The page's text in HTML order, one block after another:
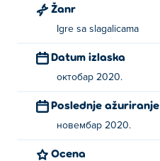
Hill: Surgery
Memento: Playground
Žanr
Igre sa slagalicama
Datum izlaska
октобар 2020.
Poslednje ažuriranje
новембар 2020.
Ocena